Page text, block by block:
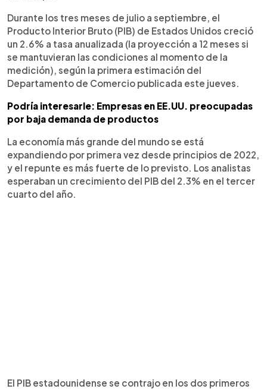
Durante los tres meses de julio a septiembre, el
Producto Interior Bruto (PIB) de Estados Unidos creció
un 2.6% a tasa anualizada (la proyección a 12 meses si
se mantuvieran las condiciones al momento de la
medición), según la primera estimación del
Departamento de Comercio publicada este jueves.
Podría interesarle: Empresas en EE.UU. preocupadas
por baja demanda de productos
La economía más grande del mundo se está
expandiendo por primera vez desde principios de 2022,
y el repunte es más fuerte de lo previsto. Los analistas
esperaban un crecimiento del PIB del 2.3% en el tercer
cuarto del año.
El PIB estadounidense se contrajo en los dos primeros